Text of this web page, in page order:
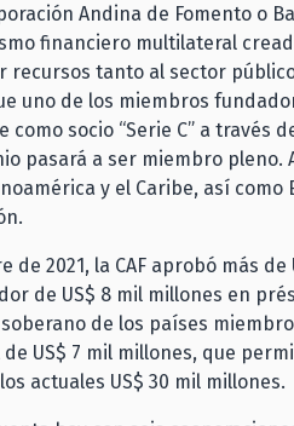
Andina de Fomento o
financiero multilateral
recursos tanto al sector
uno de los miembros
como socio “Serie C” a través
pasará a ser miembro pleno.
y el Caribe, así
de 2021, la CAF aprobó más
de US$ 8 mil millones en
de los países
US$ 7 mil millones, que
actuales US$ 30 mil millones.